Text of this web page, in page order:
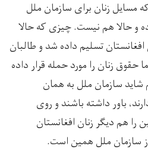
مسایل زنان برای سازمان ملل
و حالا هم نیست. چیزی که حالا
تسلیم داده شد و طالبان
حقوق زنان را مورد حمله قرار داده
شاید سازمان ملل به همان
باور داشته باشند و روی
را هم دیگر زنان افغانستان
سازمان ملل همین است.